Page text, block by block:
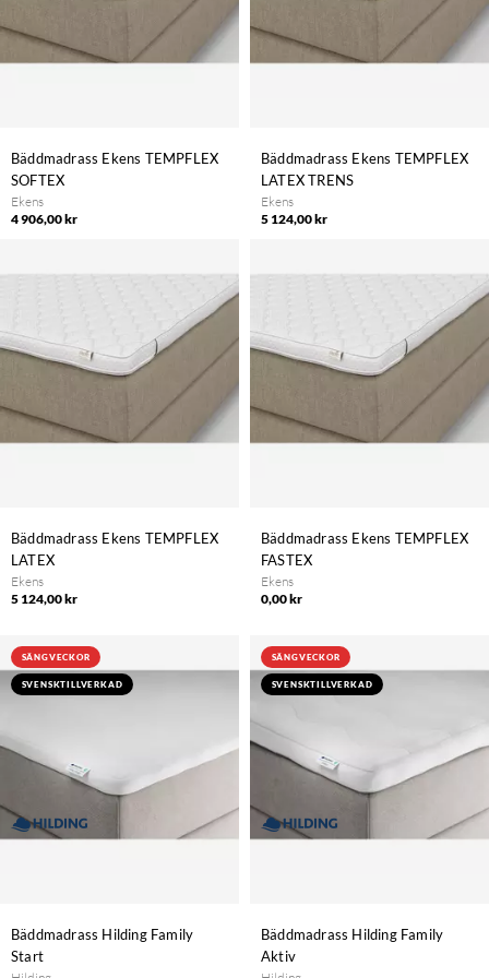
Bäddmadrass Ekens TEMPFLEX
SOFTEX
Ekens
4 906,00 kr
Bäddmadrass Ekens TEMPFLEX
LATEX TRENS
Ekens
5 124,00 kr
Bäddmadrass Ekens TEMPFLEX
LATEX
Ekens
5 124,00 kr
Bäddmadrass Ekens TEMPFLEX
FASTEX
Ekens
0,00 kr
SÄNGVECKOR
SVENSKTILLVERKAD
Bäddmadrass Hilding Family
Start
SÄNGVECKOR
SVENSKTILLVERKAD
Bäddmadrass Hilding Family
Aktiv